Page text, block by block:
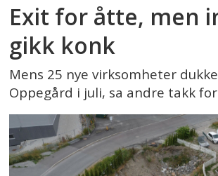
Exit for åtte, men
gikk konk
Mens 25 nye virksomheter
Oppegård i juli, sa andre takk for